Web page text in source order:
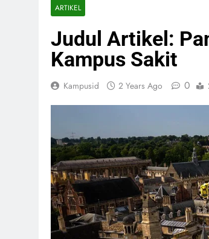
ARTIKEL
Judul Artikel:
Kampus Sakit
Kampusid 2 Years Ago 0